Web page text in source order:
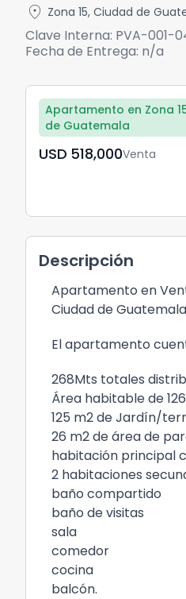
location_on Zona 15, Ciudad de
Clave Interna: PVA-001-
Fecha de Entrega: n/a
Apartamento en Zona
de Guatemala
USD	518,000Venta
Descripción
Apartamento en
Ciudad de Guatemala
El apartamento
268Mts totales
Área habitable de
125 m2 de Jardín/
26 m2 de área de
habitación principal
2 habitaciones
baño compartido
baño de visitas
sala
comedor
cocina
balcón.